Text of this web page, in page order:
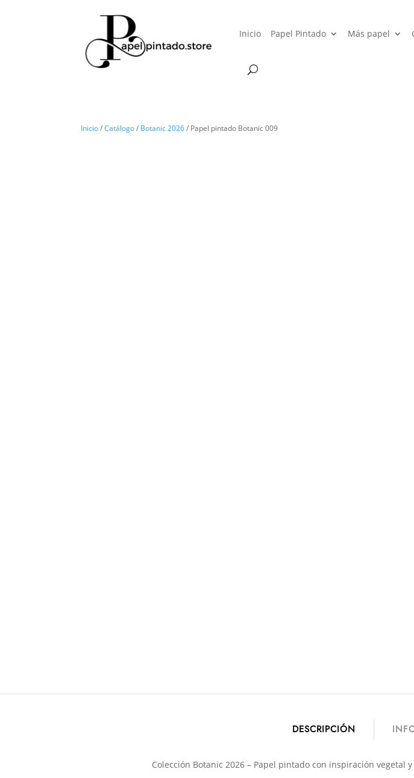
Inicio Papel Pintado Más papel
Inicio/Catálogo/ Botanic 2026/ Papel pintado Botanic 009
DESCRIPCIÓN
Colección Botanic 2026 – Papel pintado con inspiración vegetal